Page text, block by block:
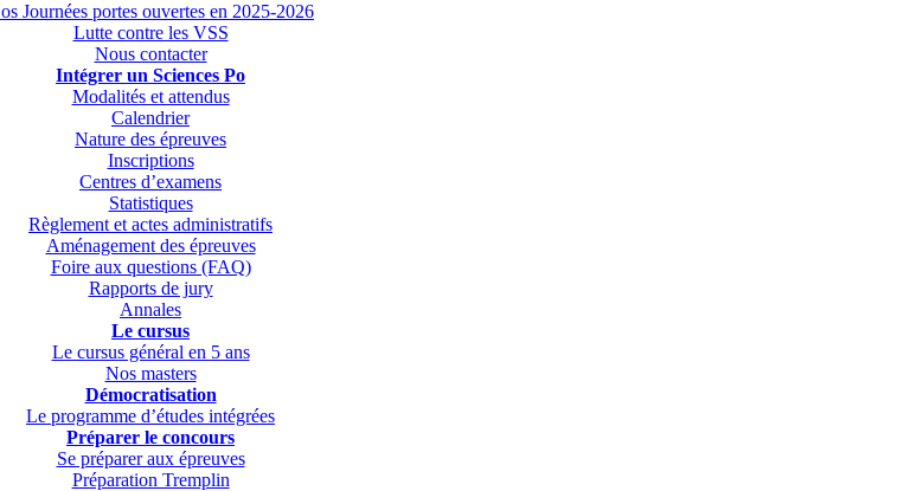
Journées portes ouvertes en 2025-2026
Lutte contre les VSS
Nous contacter
Intégrer un Sciences Po
Modalités et attendus
Calendrier
Nature des épreuves
Inscriptions
Centres d’examens
Statistiques
Règlement et actes administratifs
Aménagement des épreuves
Foire aux questions (FAQ)
Rapports de jury
Annales
Le cursus
Le cursus général en 5 ans
Nos masters
Démocratisation
Le programme d’études intégrées
Préparer le concours
Se préparer aux épreuves
Préparation Tremplin